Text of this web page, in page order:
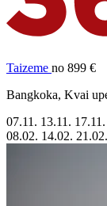
Taizeme no 899 €
Bangkoka, Kvai
07.11. 13.11. 17.11.
08.02. 14.02. 21.02.